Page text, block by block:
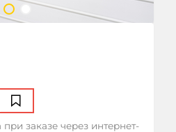
Отложить
заказе через интернет-